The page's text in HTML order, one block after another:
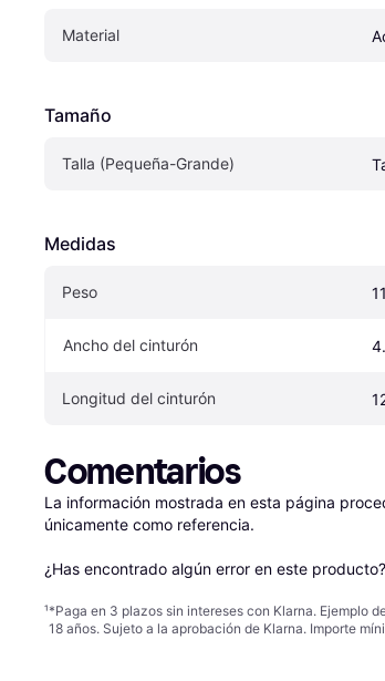
Material
Tamaño
Talla (Pequeña-Grande)
Medidas
Peso
Ancho del cinturón
Longitud del cinturón
Comentarios
La información mostrada en esta página
únicamente como referencia.
¿Has encontrado algún error en este producto?
¹*Paga en 3 plazos sin intereses con Klarna. Ejemplo
18 años. Sujeto a la aprobación de Klarna. Importe